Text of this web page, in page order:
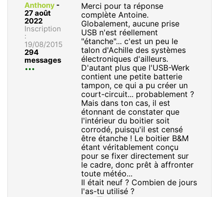
Anthony -
27 août
2022
Inscription
:
19/08/2015
294
messages
Merci pour ta réponse
complète Antoine.
Globalement, aucune prise
USB n'est réellement
"étanche"... c'est un peu le
talon d'Achille des systèmes
électroniques d'ailleurs.
D'autant plus que l'USB-Werk
contient une petite batterie
tampon, ce qui a pu créer un
court-circuit... probablement ?
Mais dans ton cas, il est
étonnant de constater que
l'intérieur du boitier soit
corrodé, puisqu'il est censé
être étanche ! Le boitier B&M
étant véritablement conçu
pour se fixer directement sur
le cadre, donc prêt à affronter
toute météo...
Il était neuf ? Combien de jours
l'as-tu utilisé ?